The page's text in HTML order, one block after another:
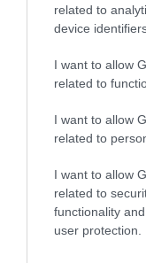
related to
device
I want to allow
related to
I want to allow
related to
I want to allow
related to
functionality
user protection.
Manapság
2022. OKTÓBER 5.
Ennél